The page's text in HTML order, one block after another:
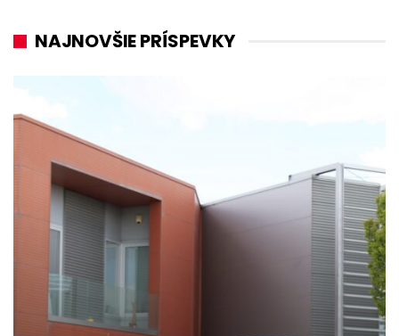
NAJNOVŠIE PRÍSPEVKY